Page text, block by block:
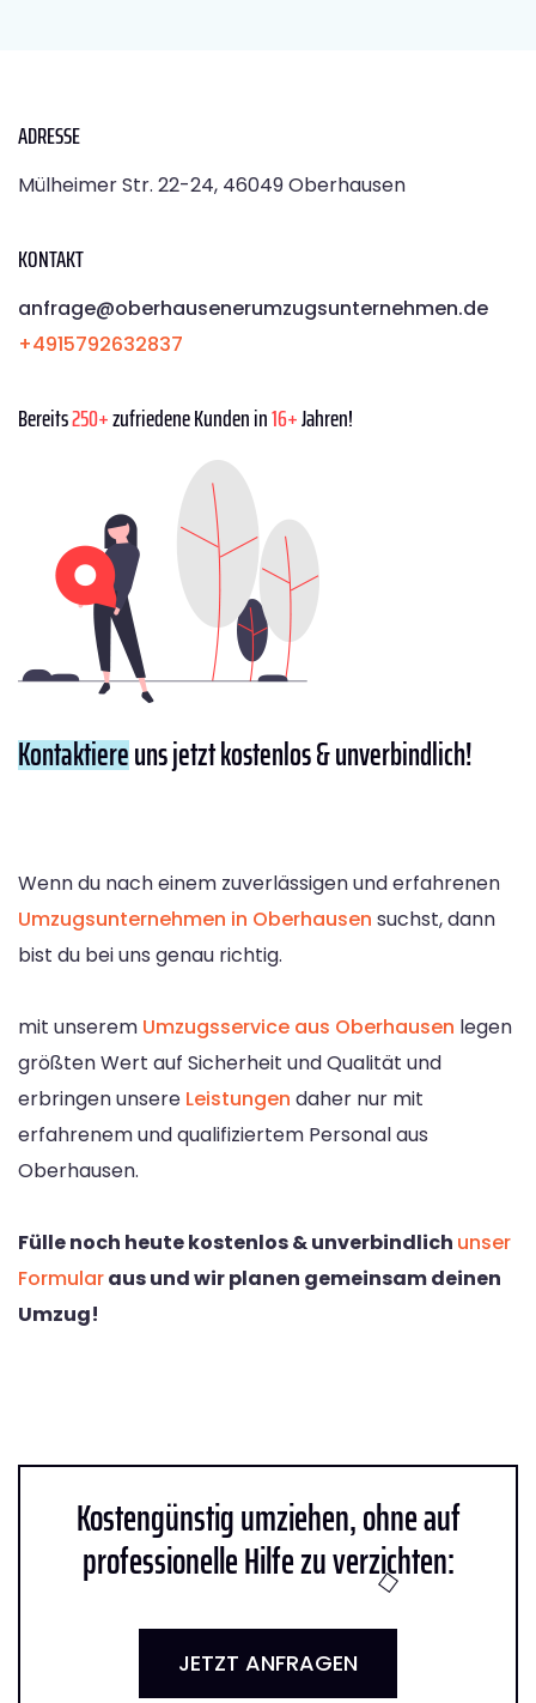
ADRESSE
Mülheimer Str. 22-24, 46049 Oberhausen
KONTAKT
anfrage@oberhausenerumzugsunternehmen.de
+4915792632837
Bereits250+zufriedene Kunden in16+Jahren!
Kontaktiereuns jetzt kostenlos & unverbindlich!
Wenn du nach einem zuverlässigen und erfahrenen
Umzugsunternehmen in Oberhausen suchst, dann
bist du bei uns genau richtig.
mit unserem Umzugsservice aus Oberhausen legen
größten Wert auf Sicherheit und Qualität und
erbringen unsere Leistungen daher nur mit
erfahrenem und qualifiziertem Personal aus
Oberhausen.
Fülle noch heute kostenlos & unverbindlich unser
Formularaus und wir planen gemeinsam deinen
Umzug!
Kostengünstig umziehen, ohne auf
professionelle Hilfe zu verzichten:
JETZT ANFRAGEN